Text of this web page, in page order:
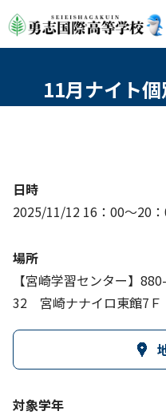
11月ナイト個
日時
2025/11/12 16：00～20
場所
【宮崎学習センター】
32 宮崎ナナイロ東館7Ｆ
対象学年